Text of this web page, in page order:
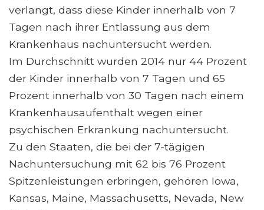
verlangt, dass diese Kinder innerhalb von 7
Tagen nach ihrer Entlassung aus dem
Krankenhaus nachuntersucht werden.
Im Durchschnitt wurden 2014 nur 44 Prozent
der Kinder innerhalb von 7 Tagen und 65
Prozent innerhalb von 30 Tagen nach einem
Krankenhausaufenthalt wegen einer
psychischen Erkrankung nachuntersucht.
Zu den Staaten, die bei der 7-tägigen
Nachuntersuchung mit 62 bis 76 Prozent
Spitzenleistungen erbringen, gehören Iowa,
Kansas, Maine, Massachusetts, Nevada, New